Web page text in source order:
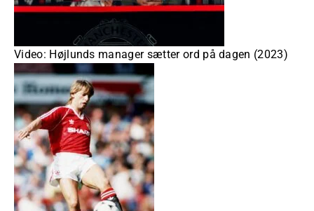
Video: Højlunds manager sætter ord på dagen (2023)